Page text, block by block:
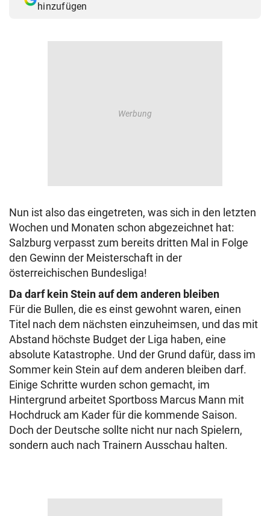
hinzufügen
Nun ist also das eingetreten, was sich in den letzten
Wochen und Monaten schon abgezeichnet hat:
Salzburg verpasst zum bereits dritten Mal in Folge
den Gewinn der Meisterschaft in der
österreichischen Bundesliga!
Da darf kein Stein auf dem anderen bleiben
Für die Bullen, die es einst gewohnt waren, einen
Titel nach dem nächsten einzuheimsen, und das mit
Abstand höchste Budget der Liga haben, eine
absolute Katastrophe. Und der Grund dafür, dass im
Sommer kein Stein auf dem anderen bleiben darf.
Einige Schritte wurden schon gemacht, im
Hintergrund arbeitet Sportboss Marcus Mann mit
Hochdruck am Kader für die kommende Saison.
Doch der Deutsche sollte nicht nur nach Spielern,
sondern auch nach Trainern Ausschau halten.